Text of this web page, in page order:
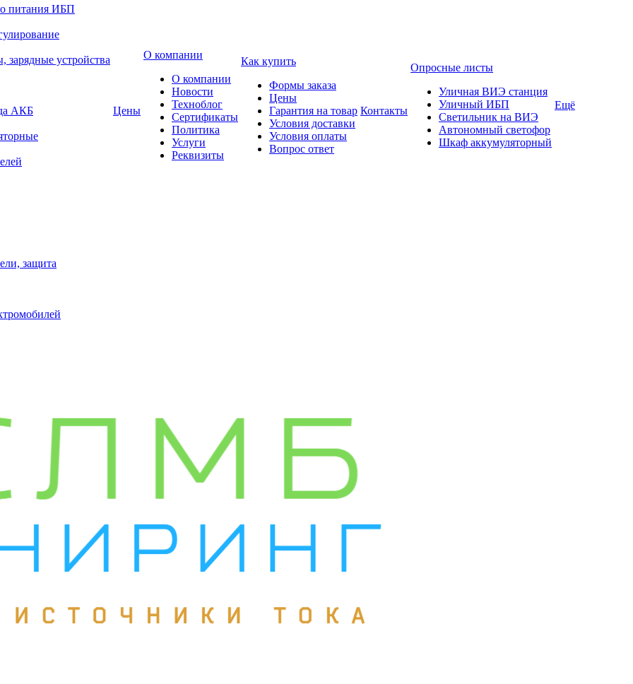
питания ИБП
зарядные устройства
АКБ
защита
Цены
О компании
О компании
Новости
Техноблог
Сертификаты
Политика
Услуги
Реквизиты
Как купить
Формы заказа
Цены
Гарантия на товар
Условия доставки
Условия оплаты
Вопрос ответ
Контакты
Опросные листы
Уличная ВИЭ станция
Уличный ИБП
Светильник на ВИЭ
Автономный светофор
Шкаф аккумуляторный
Ещё